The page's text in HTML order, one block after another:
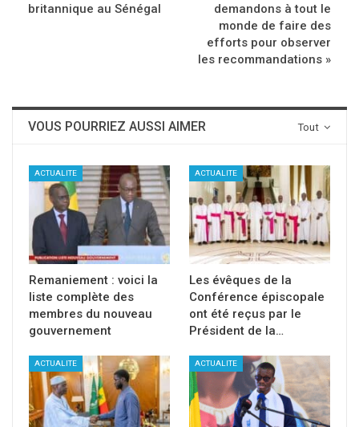
britannique au Sénégal
demandons à tout le
monde de faire des
efforts pour observer
les recommandations »
Tout
VOUS POURRIEZ AUSSI AIMER
ACTUALITE
Remaniement : voici la
liste complète des
membres du nouveau
gouvernement
ACTUALITE
Les évêques de la
Conférence épiscopale
ont été reçus par le
Président de la…
ACTUALITE ACTUALITE